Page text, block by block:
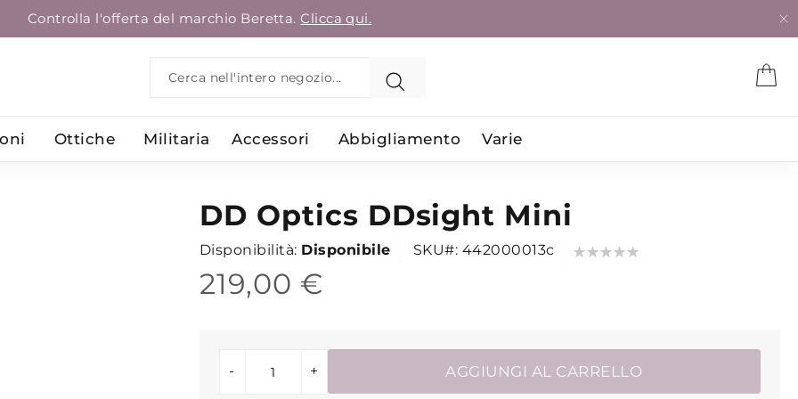
Controlla l'offerta del marchio Beretta.Clicca qui.
Ottiche Militaria Accessori Abbigliamento Varie
DD Optics DDsight Mini
Disponibilità: Disponibile SKU 442000013c
Valutazione:
219,00 €
+
- AGGIUNGI AL CARRELLO